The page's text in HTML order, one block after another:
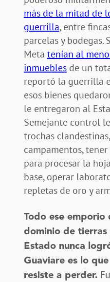
más de la mitad de
guerrilla, entre
parcelas y bodegas.
Meta tenían al
inmueblesde un
reportó la guerrilla
esos bienes
le entregaron al
Semejante control
trochas
campamentos,
para procesar la
base, operar
repletas de oro y
Todo ese
dominio de tierras
Estado nunca
Guaviare es lo que
resiste a perder.